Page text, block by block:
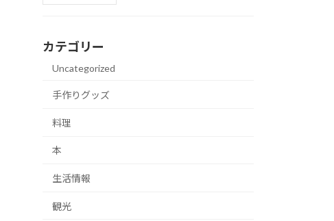
カテゴリー
Uncategorized
手作りグッズ
料理
本
生活情報
観光